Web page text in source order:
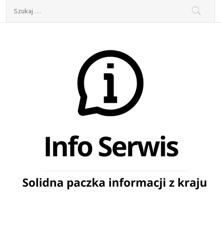
Szukaj:
Info Serwis